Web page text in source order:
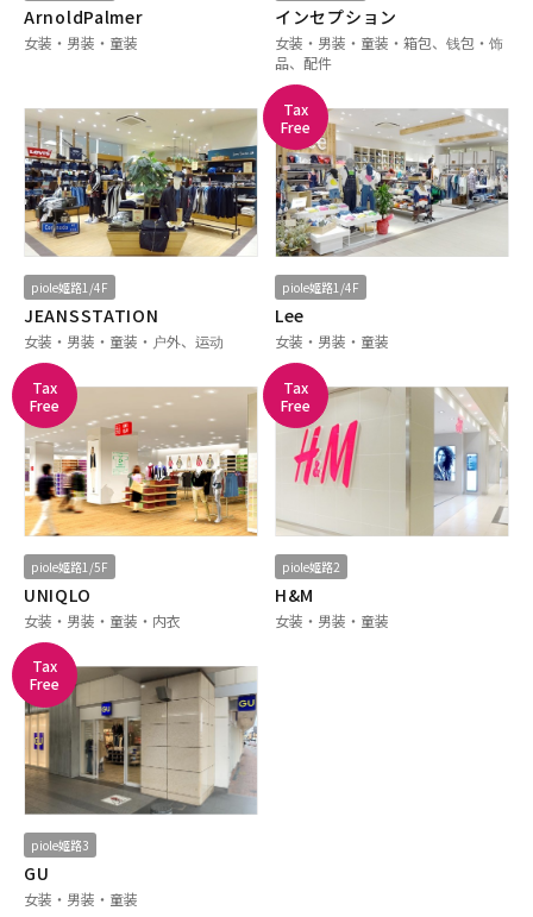
ArnoldPalmer
女装・男装・童装
インセプション
女装・男装・童装・箱包、钱包・饰
品、配件
piole姬路1/4F
JEANSSTATION
女装・男装・童装・户外、运动
Tax
Free
piole姬路1/4F
Lee
女装・男装・童装
Tax
Free
piole姬路1/5F
UNIQLO
女装・男装・童装・内衣
Tax
Free
piole姬路2
H&M
女装・男装・童装
Tax
Free
piole姬路3
GU
女装・男装・童装